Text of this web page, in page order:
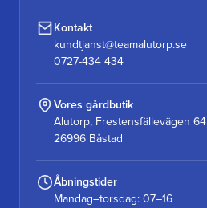
Kontakt
kundtjanst@teamalutorp.se
0727-434 434
Vores gårdbutik
Alutorp, Frestensfällevägen 64
26996 Båstad
Åbningstider
Mandag–torsdag: 07–16